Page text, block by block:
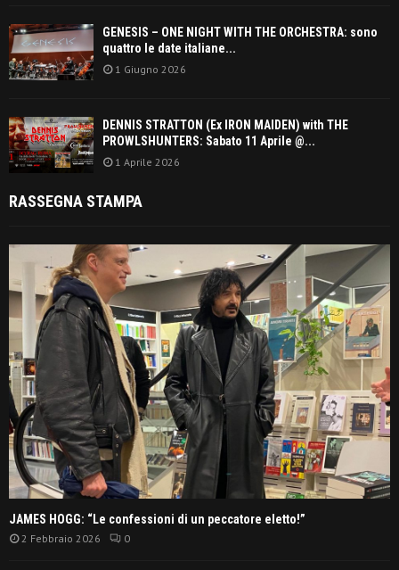
GENESIS – ONE NIGHT WITH THE ORCHESTRA: sono
quattro le date italiane...
1 Giugno 2026
DENNIS STRATTON (Ex IRON MAIDEN) with THE
PROWLSHUNTERS: Sabato 11 Aprile @...
1 Aprile 2026
RASSEGNA STAMPA
JAMES HOGG: “Le confessioni di un peccatore eletto!”
2 Febbraio 2026 0